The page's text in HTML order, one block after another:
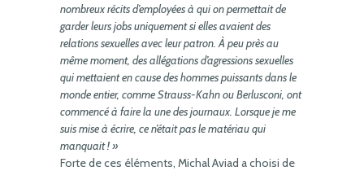
nombreux récits d’employées à qui on permettait de
garder leurs jobs uniquement si elles avaient des
relations sexuelles avec leur patron. À peu près au
même moment, des allégations d’agressions sexuelles
qui mettaient en cause des hommes puissants dans le
monde entier, comme Strauss-Kahn ou Berlusconi, ont
commencé à faire la une des journaux. Lorsque je me
suis mise à écrire, ce n’était pas le matériau qui
manquait ! »
Forte de ces éléments, Michal Aviad a choisi de